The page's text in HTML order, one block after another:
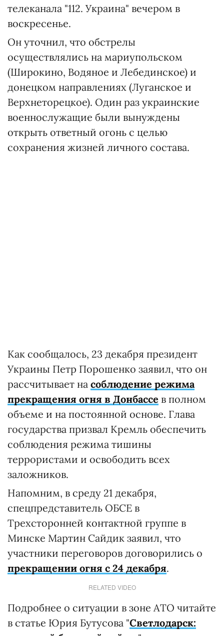
телеканала "112. Украина" вечером в
воскресенье.
Он уточнил, что обстрелы
осуществлялись на мариупольском
(Широкино, Водяное и Лебединское) и
донецком направлениях (Луганское и
Верхнеторецкое). Один раз украинские
военнослужащие были вынуждены
открыть ответный огонь с целью
сохранения жизней личного состава.
Как сообщалось, 23 декабря президент
Украины Петр Порошенко заявил, что он
рассчитывает на соблюдение режима
прекращения огня в Донбассе в полном
объеме и на постоянной основе. Глава
государства призвал Кремль обеспечить
соблюдения режима тишины
террористами и освободить всех
заложников.
Напомним, в среду 21 декабря,
спецпредставитель ОБСЕ в
Трехсторонней контактной группе в
Минске Мартин Сайдик заявил, что
участники переговоров договорились о
прекращении огня с 24 декабря.
RELATED VIDEO
Подробнее о ситуации в зоне АТО читайте
в статье Юрия Бутусова "Светлодарск: